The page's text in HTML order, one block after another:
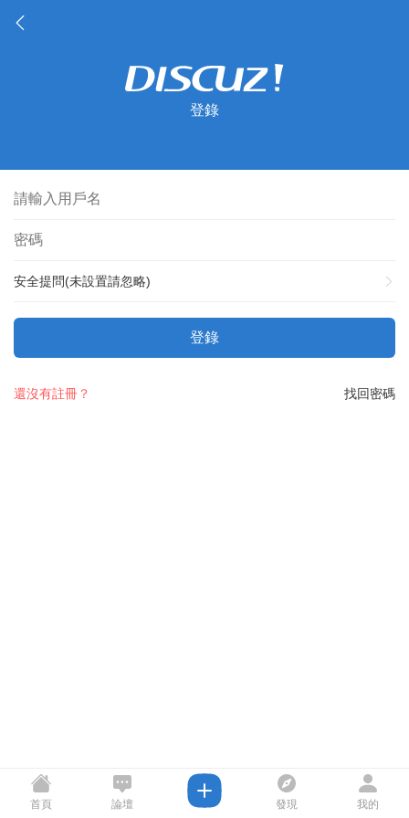
登錄
安全提問(未設置請忽略)
登錄
找回密碼
還沒有註冊？
首頁 論壇 發現 我的